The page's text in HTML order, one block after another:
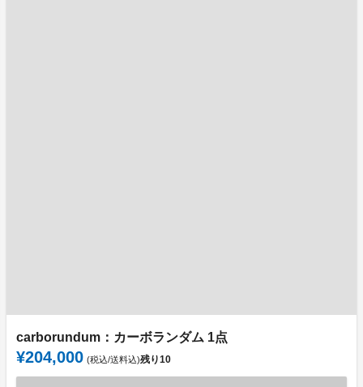
carborundum：カーボランダム 1点
¥204,000 (税込/送料込)残り10